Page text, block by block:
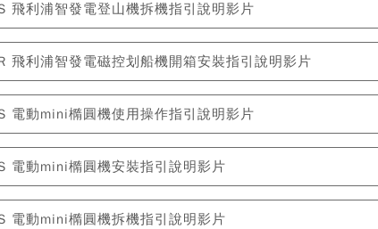
飛利浦智發電登山機拆機指引說明影片
飛利浦智發電磁控划船機開箱安裝指引說明影片
電動mini橢圓機使用操作指引說明影片
電動mini橢圓機安裝指引說明影片
電動mini橢圓機拆機指引說明影片